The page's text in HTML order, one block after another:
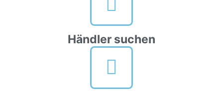
Händler suchen